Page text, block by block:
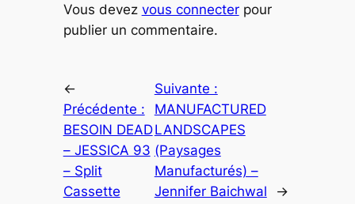
Vous devez vous connecterpour
publier un commentaire.
←
Précédente :
BESOIN DEAD
– JESSICA 93
– Split
Cassette
Suivante :
MANUFACTURED
LANDSCAPES
(Paysages
Manufacturés) –
Jennifer Baichwal
→